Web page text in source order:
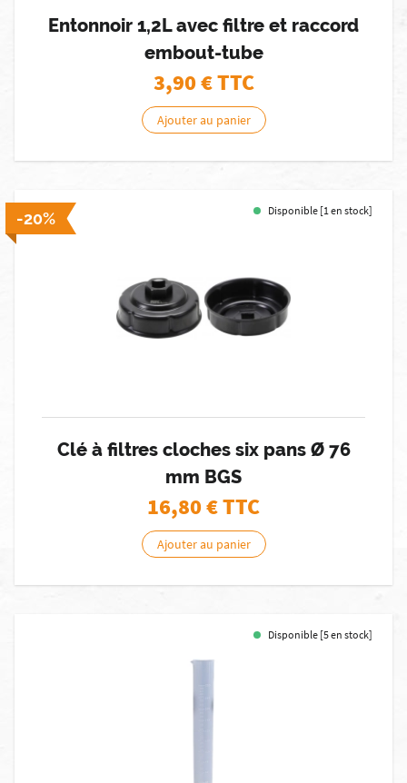
Entonnoir 1,2L avec filtre et raccord
embout-tube
3,90€ TTC
Ajouter au panier
-20% Disponible [1 en stock]
Clé à filtres cloches six pans Ø 76
mm BGS
16,80€ TTC
Ajouter au panier
Disponible [5 en stock]